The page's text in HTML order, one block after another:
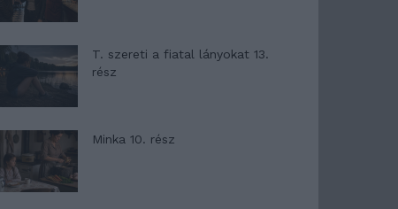
T. szereti a fiatal lányokat 13.
rész
Minka 10. rész